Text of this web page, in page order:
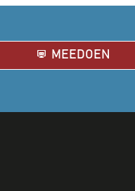
MEEDOEN